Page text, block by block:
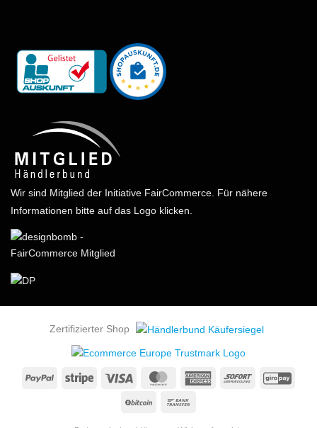
Wir sind Mitglied der Initiative FairCommerce. Für nähere
Informationen bitte auf das Logo klicken.
Zertifizierter Shop
PayPal Stripe Visa MasterCardAmericanSofort
BitCoin